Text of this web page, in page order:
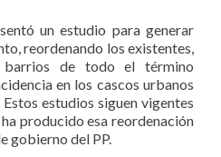
un estudio para generar
reordenando los existentes,
de todo el término
en los cascos urbanos
estudios siguen vigentes
producido esa reordenación
gobierno del PP.